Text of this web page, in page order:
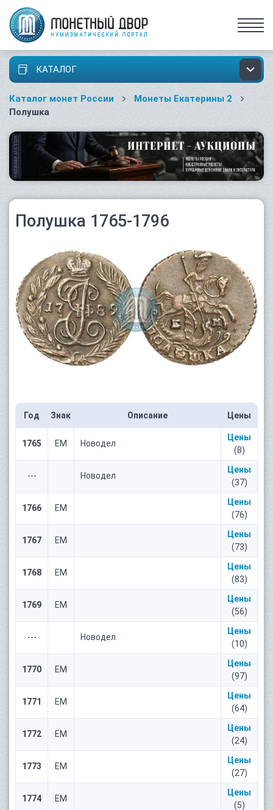
КАТАЛОГ
Каталог монет России
Монеты Екатерины 2
Полушка
Полушка 1765-1796
Год Знак Описание Цены
1765 ЕМ Новодел
Цены
(8)
--- Новодел
Цены
(37)
1766 ЕМ
Цены
(76)
1767 ЕМ
Цены
(73)
1768 ЕМ
Цены
(83)
1769 ЕМ
Цены
(56)
--- Новодел
Цены
(10)
1770 ЕМ
Цены
(97)
1771 ЕМ
Цены
(64)
1772 ЕМ
Цены
(24)
1773 ЕМ
Цены
(27)
1774 ЕМ
Цены
(5)